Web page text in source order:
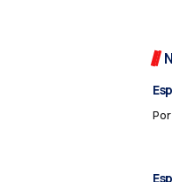
Por